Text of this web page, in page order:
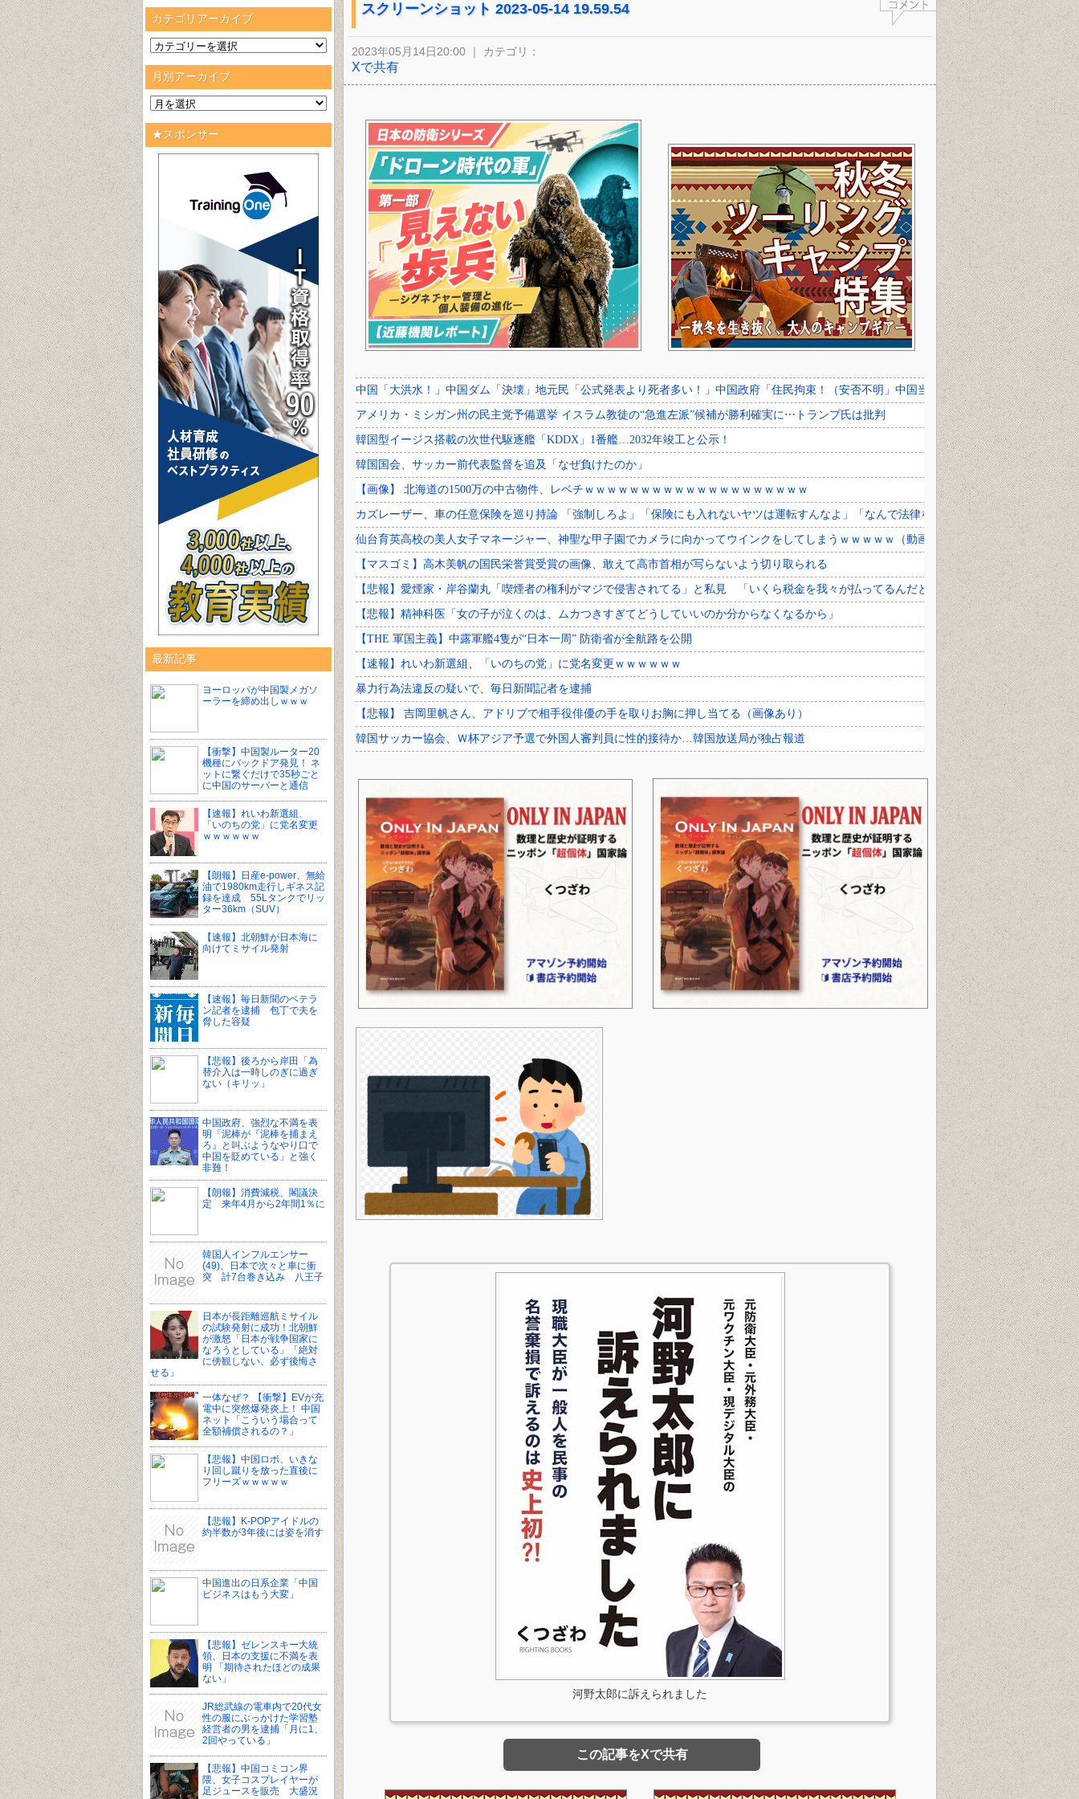
カテゴリアーカイブ
月別アーカイブ
★スポンサー
最新記事
ヨーロッパが中国製メガソ
ーラーを締め出しｗｗｗ
【衝撃】中国製ルーター20
機種にバックドア発見！ ネ
ットに繋ぐだけで35秒ごと
に中国のサーバーと通信
【速報】れいわ新選組、
「いのちの党」に党名変更
ｗｗｗｗｗｗ
【朗報】日産e-power、無給
油で1980km走行しギネス記
録を達成 55Lタンクでリッ
ター36km（SUV）
【速報】北朝鮮が日本海に
向けてミサイル発射
【速報】毎日新聞のベテラ
ン記者を逮捕 包丁で夫を
脅した容疑
【悲報】後ろから岸田「為
替介入は一時しのぎに過ぎ
ない（キリッ」
中国政府、強烈な不満を表
明「泥棒が『泥棒を捕まえ
ろ』と叫ぶようなやり口で
中国を貶めている」と強く
非難！
【朗報】消費減税、閣議決
定 来年4月から2年間1％に
韓国人インフルエンサー
(49)、日本で次々と車に衝
突 計7台巻き込み 八王子
日本が長距離巡航ミサイル
の試験発射に成功！北朝鮮
が激怒「日本が戦争国家に
なろうとしている」「絶対
に傍観しない、必ず後悔さ
せる」
一体なぜ？ 【衝撃】EVが充
電中に突然爆発炎上！ 中国
ネット「こういう場合って
全額補償されるの？」
【悲報】中国ロボ、いきな
り回し蹴りを放った直後に
フリーズｗｗｗｗｗ
【悲報】K-POPアイドルの
約半数が3年後には姿を消す
中国進出の日系企業「中国
ビジネスはもう大変」
【悲報】ゼレンスキー大統
領、日本の支援に不満を表
明 「期待されたほどの成果
ない」
JR総武線の電車内で20代女
性の服にぶっかけた学習塾
経営者の男を逮捕「月に1、
2回やっている」
【悲報】中国コミコン界
隈、女子コスプレイヤーが
足ジュースを販売 大盛況
スクリーンショット 2023-05-14 19.59.54
2023年05月14日20:00 ｜ カテゴリ：
Xで共有
河野太郎に訴えられました
この記事をXで共有